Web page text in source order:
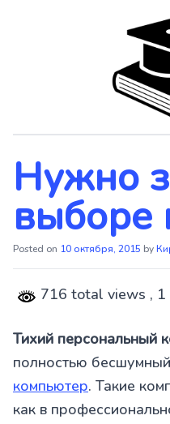
Нужно
выборе
Posted on 10 октября, 2015 by
716 total views ,
Тихий персональный
полностью
компьютер. Такие
как в